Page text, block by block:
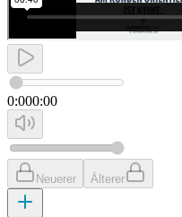
0:000:00
Neuerer Älterer